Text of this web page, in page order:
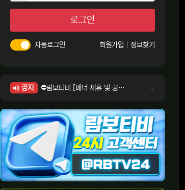
로그인
자동로그인 회원가입 정보찾기
공지
⛔람보티비 [배너 제휴 및 공식 입점 문의 안내]
⛔람보티비 [정회원 등급UP! 안내사항]
⛔람보티비 [채팅방 이용시 주의사항]
⛔람보티비 [공식보증업체 안내]